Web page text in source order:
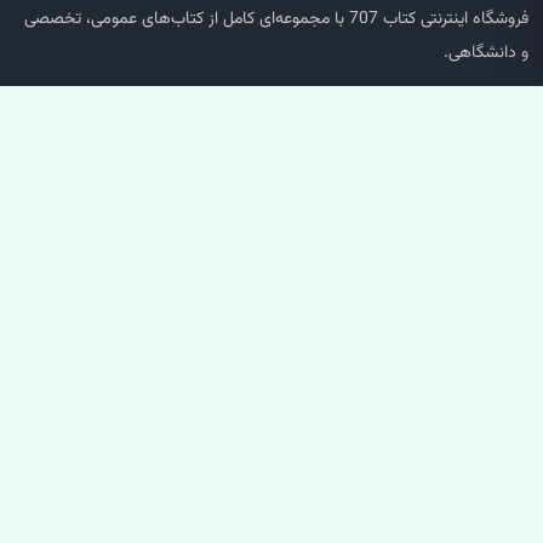
فروشگاه اینترنتی کتاب 707 با مجموعه‌ای کامل از کتاب‌های عمومی، تخصصی
و دانشگاهی.